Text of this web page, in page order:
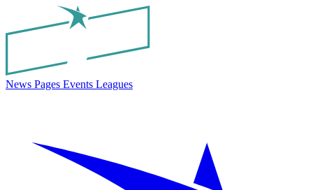
News Pages Events Leagues